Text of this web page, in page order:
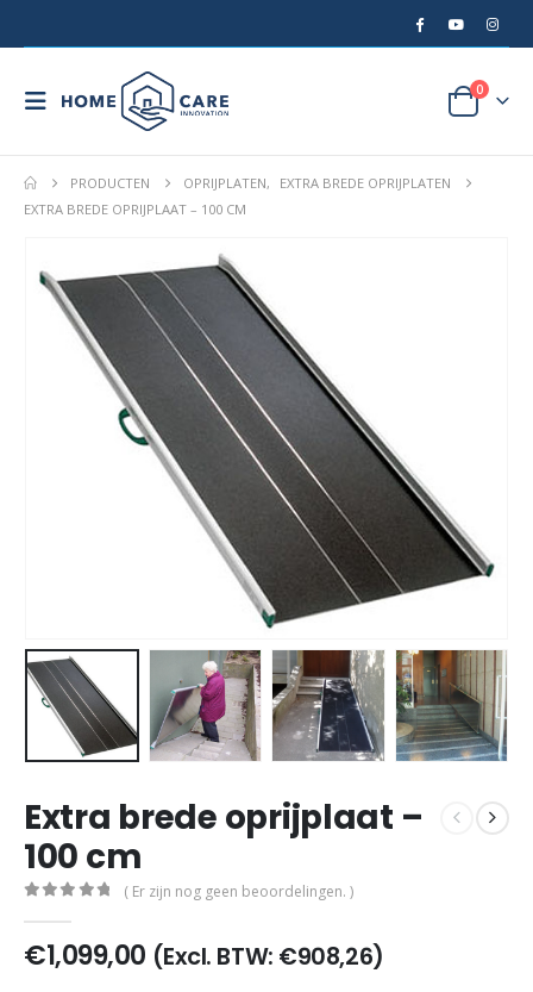
0
PRODUCTEN OPRIJPLATEN,
EXTRA BREDE OPRIJPLATEN
EXTRA BREDE OPRIJPLAAT – 100 CM
Extra brede oprijplaat –
100 cm
( Er zijn nog geen beoordelingen. )
€1,099,00 (Excl. BTW: €908,26)